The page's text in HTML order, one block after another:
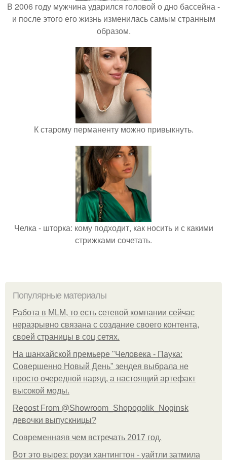
В 2006 году мужчина ударился головой о дно бассейна -
и после этого его жизнь изменилась самым странным
образом.
К старому перманенту можно привыкнуть.
Челка - шторка: кому подходит, как носить и с какими
стрижками сочетать.
Популярные материалы
Работа в MLM, то есть сетевой компании сейчас
неразрывно связана с создание своего контента,
своей страницы в соц сетях.
На шанхайской премьере "Человека - Паука:
Совершенно Новый День" зендея выбрала не
просто очередной наряд, а настоящий артефакт
высокой моды.
Repost From @Showroom_Shopogolik_Noginsk
девочки выпускницы?
Современнаяв чем встречать 2017 год.
Вот это вырез: роузи хантингтон - уайтли затмила